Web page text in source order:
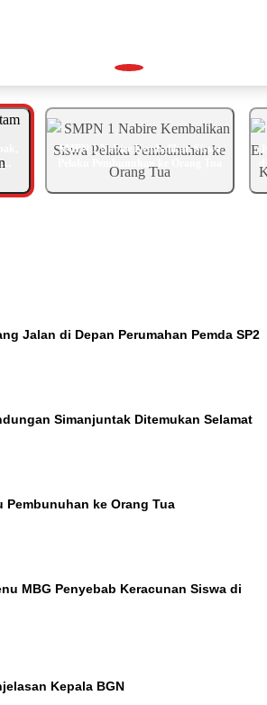
SMPN 1 Nabire Kembalikan Siswa
Jalan di Depan Perumahan Pemda SP2
Simanjuntak Ditemukan Selamat
Pembunuhan ke Orang Tua
MBG Penyebab Keracunan Siswa di
Kepala BGN